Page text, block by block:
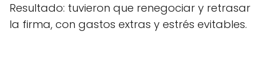
Resultado: tuvieron que renegociar y retrasar
la firma, con gastos extras y estrés evitables.